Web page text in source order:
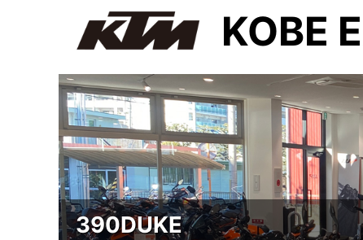
KOBE
390DUKE